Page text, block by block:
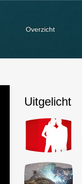
Overzicht
Uitgelicht